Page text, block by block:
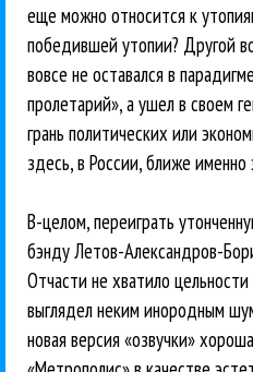
еще можно относится к
победившей утопии? Другой
вовсе не оставался в
пролетарий», а ушел в своем
грань политических или
здесь, в России, ближе
В-целом, переиграть
бэнду Летов-Александров-
Отчасти не хватило
выглядел неким инородным
новая версия «озвучки»